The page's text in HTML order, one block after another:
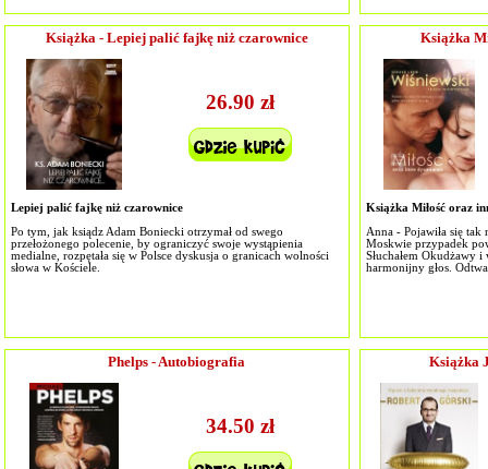
Książka - Lepiej palić fajkę niż czarownice
26.90 zł
Lepiej palić fajkę niż czarownice
Po tym, jak ksiądz Adam Boniecki otrzymał od swego
przełożonego polecenie, by ograniczyć swoje wystąpienia
medialne, rozpętała się w Polsce dyskusja o granicach wolności
słowa w Kościele.
Książka
Książka Miłość oraz
Anna - Pojawiła się
Moskwie przypadek
Słuchałem Okudżawy i
harmonijny głos.
Phelps - Autobiografia
34.50 zł
Książka